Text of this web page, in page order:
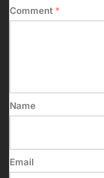
Comment *
Name
Email